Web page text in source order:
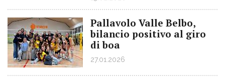
Pallavolo Valle Belbo,
bilancio positivo al giro
di boa
27.01.2026